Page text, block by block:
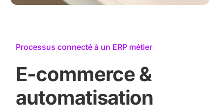
Processus connecté à un ERP métier
E-commerce &
automatisation